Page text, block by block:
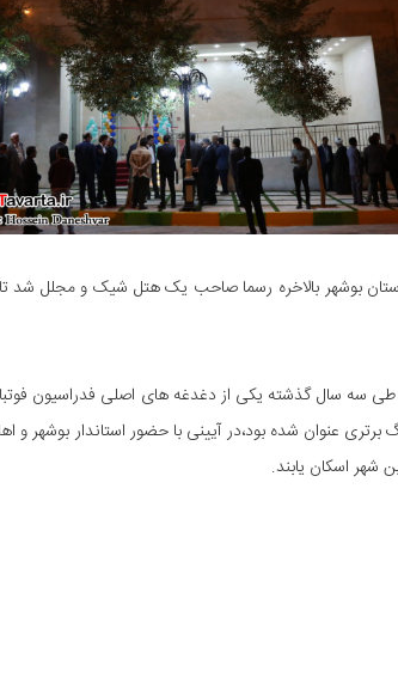
بوشهر بالاخره رسما صاحب یک هتل شیک و مجلل شد تا
سه سال گذشته یکی از دغدغه های اصلی فدراسیون فوتبال
عنوان شده بود،در آیینی با حضور استاندار بوشهر و
شهر اسکان یابند.